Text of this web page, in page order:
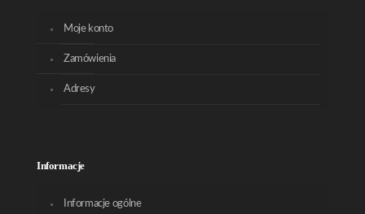
Moje konto
Zamówienia
Adresy
Informacje
Informacje ogólne